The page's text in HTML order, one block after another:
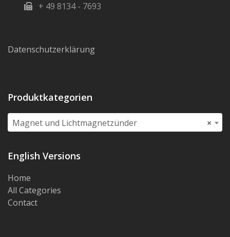
+ 49 8134 - 7693
Datenschutzerklärung
Produktkategorien
×
Magnet und Lichtmagnetzünder
English Versions
Home
All Categories
Contact